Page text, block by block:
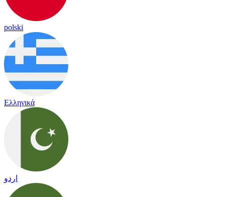
polski
Ελληνικά
اردو